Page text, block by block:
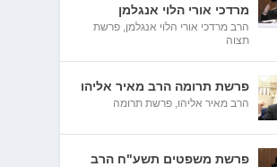
מרדכי אורי הלוי אנגלמן
הרב מרדכי אורי הלוי אנגלמן,פרשת
תצוה
פרשת תרומה הרב מאיר אליהו
הרב מאיר אליהו,פרשת תרומה
פרשת משפטים תשע"ח הרב